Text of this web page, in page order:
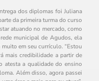
dos diplomas foi Juliana
da primeira turma do curso
atuando no mercado, como
municipal de Agudos, ela
em seu currículo. “Estou
mais credibilidade a partir de
atesta a qualidade do ensino
Além disso, agora passei